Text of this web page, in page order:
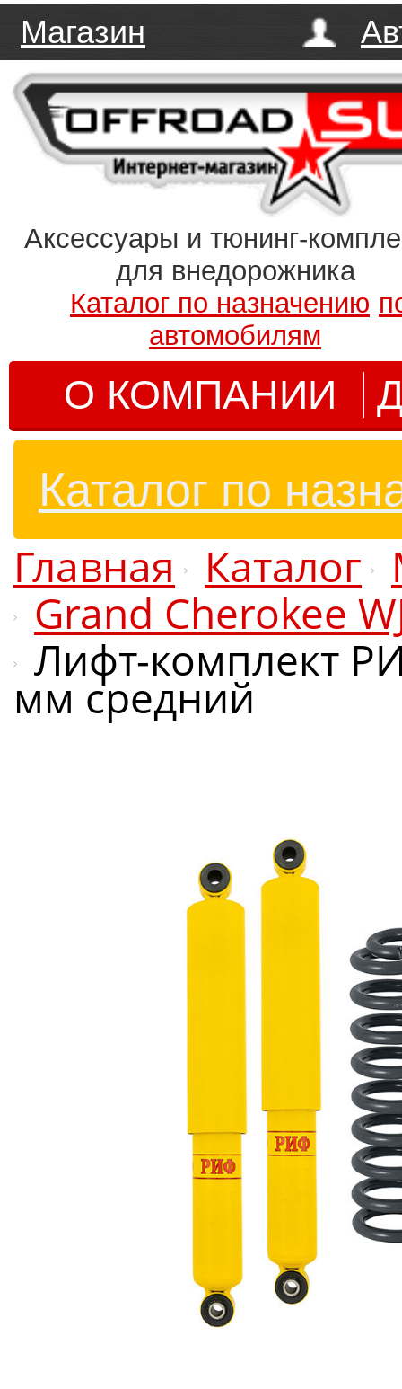
Магазин
Аксессуары и тюнинг-
для внедорожника
Каталог по назначению
автомобилям
О КОМПАНИИ
Каталог по
Главная Каталог
Grand Cherokee
Лифт-комплект
мм средний